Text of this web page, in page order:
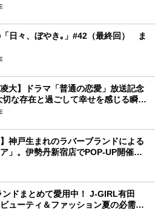
日々、ぼやき｡」#42（最終回） ま
凌大】ドラマ「普通の恋愛」放送記念
な存在と過ごして幸せを感じる瞬間
神戸生まれのラバーブランドによる
ア」。伊勢丹新宿店でPOP-UP開催
ンドまとめて愛用中！ J-GIRL有田
ューティ＆ファッション夏の必需